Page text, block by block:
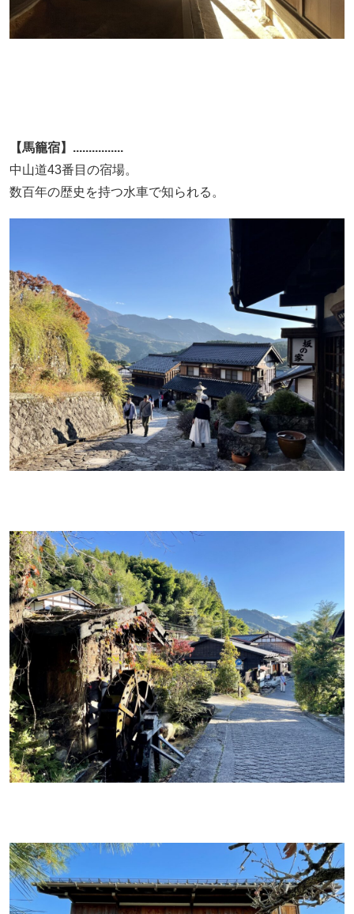
【馬籠宿】................
中山道43番目の宿場。
数百年の歴史を持つ水車で知られる。